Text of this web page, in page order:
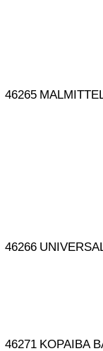
46265
46266
46271 KOPAIBA